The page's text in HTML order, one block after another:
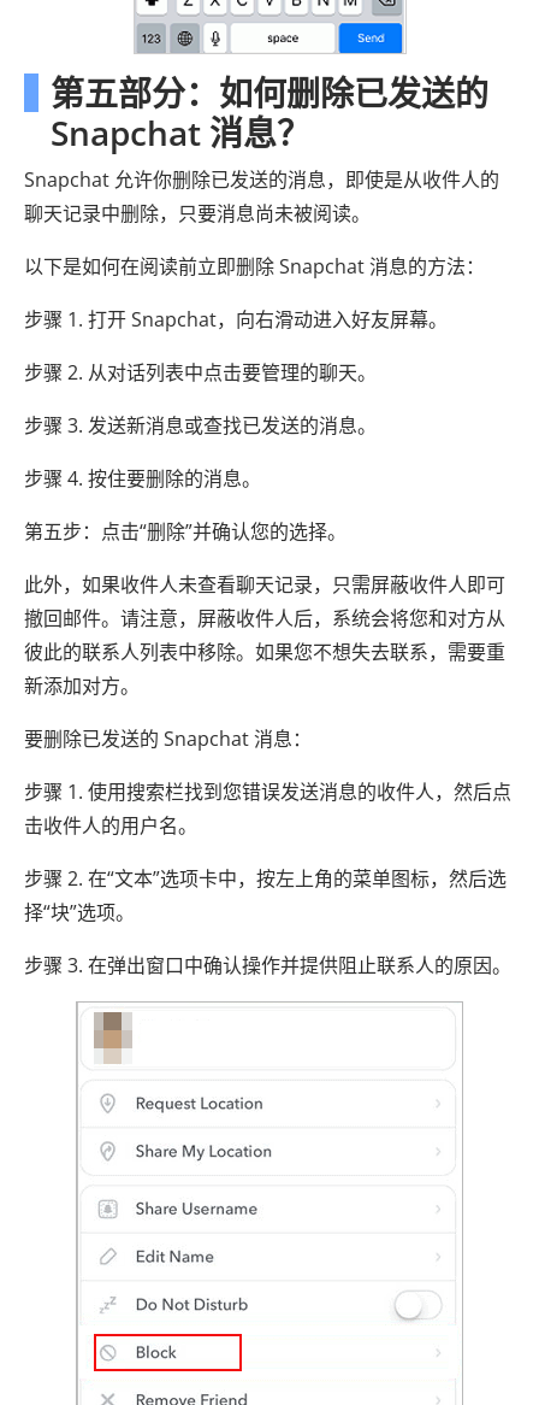
第五部分：如何删除已发送的
Snapchat 消息？
Snapchat 允许你删除已发送的消息，即使是从收件人的
聊天记录中删除，只要消息尚未被阅读。
以下是如何在阅读前立即删除 Snapchat 消息的方法：
步骤 1. 打开 Snapchat，向右滑动进入好友屏幕。
步骤 2. 从对话列表中点击要管理的聊天。
步骤 3. 发送新消息或查找已发送的消息。
步骤 4. 按住要删除的消息。
第五步：点击“删除”并确认您的选择。
此外，如果收件人未查看聊天记录，只需屏蔽收件人即可
撤回邮件。请注意，屏蔽收件人后，系统会将您和对方从
彼此的联系人列表中移除。如果您不想失去联系，需要重
新添加对方。
要删除已发送的 Snapchat 消息：
步骤 1. 使用搜索栏找到您错误发送消息的收件人，然后点
击收件人的用户名。
步骤 2. 在“文本”选项卡中，按左上角的菜单图标，然后选
择“块”选项。
步骤 3. 在弹出窗口中确认操作并提供阻止联系人的原因。